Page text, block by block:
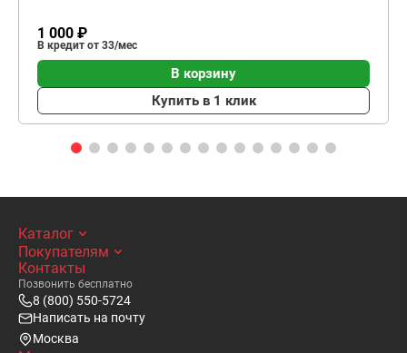
1 000 ₽
В кредит от 33/мес
В корзину
Купить в 1 клик
Каталог
Покупателям
Контакты
Позвонить бесплатно
8 (800) 550-5724
Написать на почту
Москва